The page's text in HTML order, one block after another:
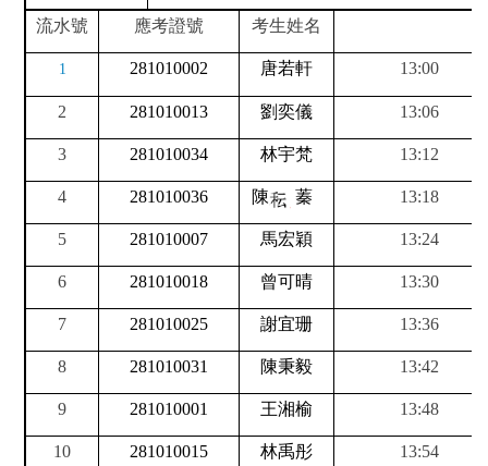
流水號 應考證號 考生姓名
1 281010002 唐若軒 13:00
2 281010013 劉奕儀 13:06
3 281010034 林宇梵 13:12
4 281010036 陳 蓁 13:18
5 281010007 馬宏穎 13:24
6 281010018 曾可晴 13:30
7 281010025 謝宜珊 13:36
8 281010031 陳秉毅 13:42
9 281010001 王湘榆 13:48
10 281010015 林禹彤 13:54